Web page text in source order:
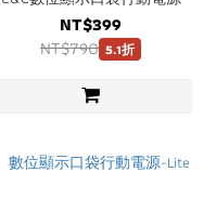
NT$399
NT$790 5.1折